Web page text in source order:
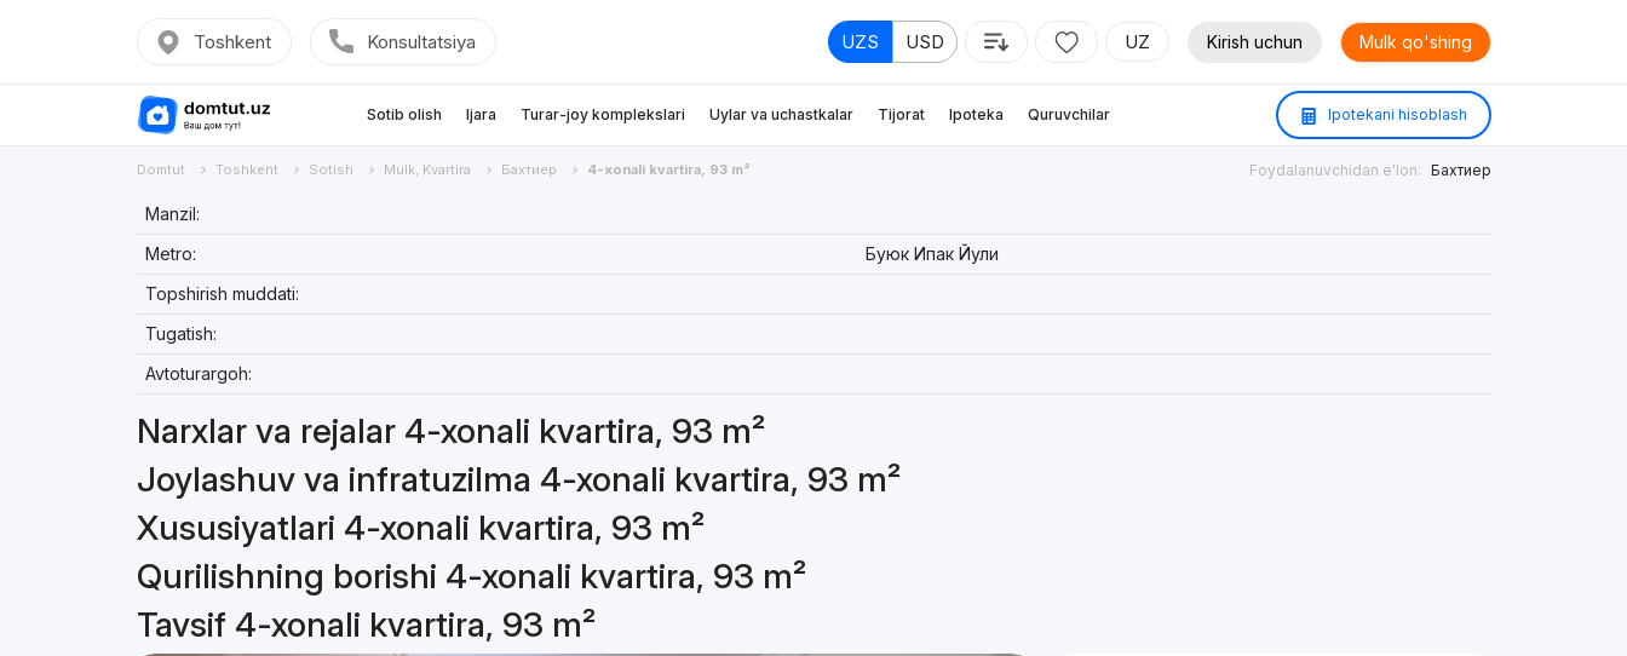
Toshkent Konsultatsiya UZS USD UZ Kirish uchun Mulk qo'shing
Sotib olish Ijara Turar-joy komplekslari Uylar va uchastkalar Tijorat Ipoteka Quruvchilar Ipotekani hisoblash
Domtut Toshkent Sotish Mulk, Kvartira Бахтиер 4-xonali kvartira, 93 m² Foydalanuvchidan e'lon: Бахтиер
Manzil:
Metro:
Буюк Ипак Йули
Topshirish muddati:
Tugatish:
Avtoturargoh:
Narxlar va rejalar 4-xonali kvartira, 93 m²
Joylashuv va infratuzilma 4-xonali kvartira, 93 m²
Xususiyatlari 4-xonali kvartira, 93 m²
Qurilishning borishi 4-xonali kvartira, 93 m²
Tavsif 4-xonali kvartira, 93 m²